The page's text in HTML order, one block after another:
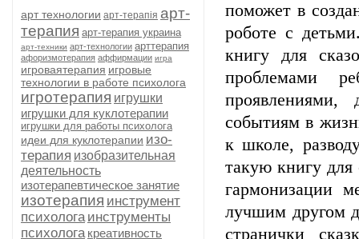
арт технологии арт-терапія арт-
терапия арт-терапия украина
арт-техники арт-технологии арттерапия
афоризмотерапия аффирмации игра
игроваятерапия игровые
технологии в работе психолога
игротерапия игрушки
игрушки для куклотерапии
игрушки для работы психолога
идеи для куклотерапии изо-
терапия изобразительная
деятельность
изотерапевтическое занятие
изотерапия инструмент
психолога инструменты
психолога креативность
поможет в
роботе с
книгу для
проблемами
проявлениями,
событиям в
к школе,
такую книгу для
гармонизации
лучшим другом
странички